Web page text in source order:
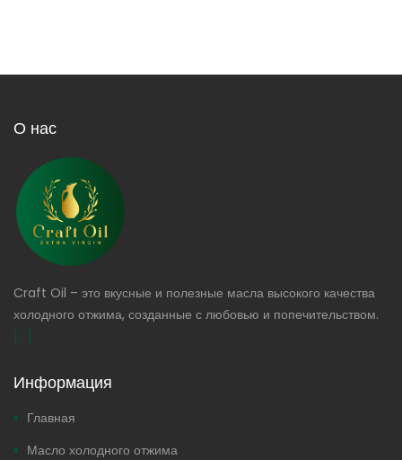
О нас
Craft Oil – это вкусные и полезные масла высокого качества
холодного отжима, созданные с любовью и попечительством.
[...]
Информация
Главная
Масло холодного отжима